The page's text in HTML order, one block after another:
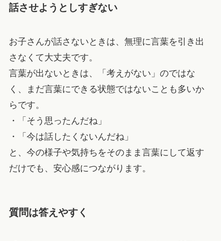
話させようとしすぎない
お子さんが話さないときは、無理に言葉を引き出
さなくて大丈夫です。
言葉が出ないときは、「考えがない」のではな
く、まだ言葉にできる状態ではないことも多いか
らです。
・「そう思ったんだね」
・「今は話したくないんだね」
と、今の様子や気持ちをそのまま言葉にして返す
だけでも、安心感につながります。
質問は答えやすく